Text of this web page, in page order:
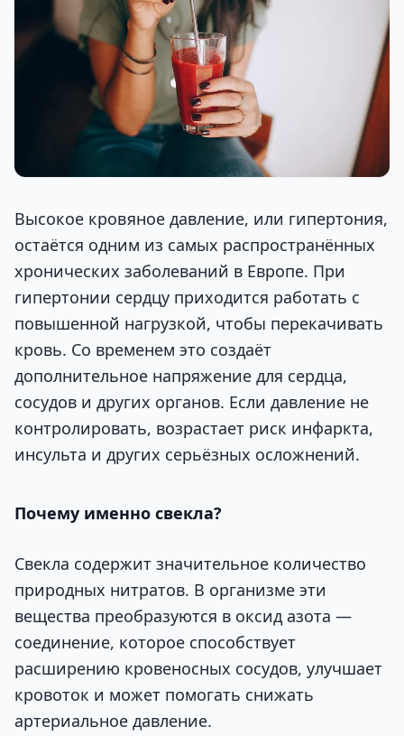
Высокое кровяное давление, или гипертония,
остаётся одним из самых распространённых
хронических заболеваний в Европе. При
гипертонии сердцу приходится работать с
повышенной нагрузкой, чтобы перекачивать
кровь. Со временем это создаёт
дополнительное напряжение для сердца,
сосудов и других органов. Если давление не
контролировать, возрастает риск инфаркта,
инсульта и других серьёзных осложнений.
Почему именно свекла?
Свекла содержит значительное количество
природных нитратов. В организме эти
вещества преобразуются в оксид азота —
соединение, которое способствует
расширению кровеносных сосудов, улучшает
кровоток и может помогать снижать
артериальное давление.